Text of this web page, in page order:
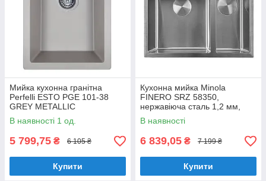
Мийка кухонна гранітна
Perfelli ESTO PGE 101-38
GREY METALLIC
В наявності 1 од.
5 799,75 ₴ 6 105 ₴
Купити
Кухонна мийка Minola
FINERO SRZ 58350,
нержавіюча сталь 1,2 мм,
півторачашева, врізна/під
стільницю
В наявності
6 839,05 ₴ 7 199 ₴
Купити